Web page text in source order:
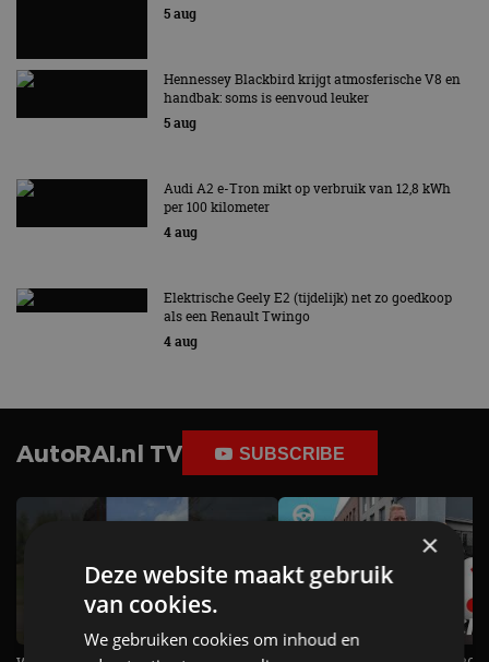
5 aug
Hennessey Blackbird krijgt atmosferische V8 en
handbak: soms is eenvoud leuker
5 aug
Audi A2 e-Tron mikt op verbruik van 12,8 kWh
per 100 kilometer
4 aug
Elektrische Geely E2 (tijdelijk) net zo goedkoop
als een Renault Twingo
4 aug
AutoRAI.nl TV SUBSCRIBE
×
Deze website maakt gebruik
van cookies.
We gebruiken cookies om inhoud en